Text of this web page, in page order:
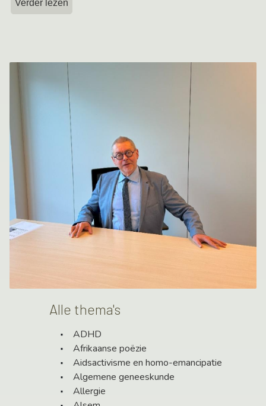
Verder lezen
Alle thema's
ADHD
Afrikaanse poëzie
Aidsactivisme en homo-emancipatie
Algemene geneeskunde
Allergie